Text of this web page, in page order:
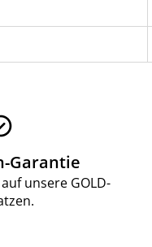
Garantie
unsere GOLD-